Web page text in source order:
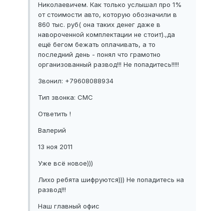
Николаевичем. Как только услышал про 1%
от стоимости авто, которую обозначили в
860 тыс. руб( она таких денег даже в
навороченной комплектации не стоит).,да
ещё бегом бежать оплачивать, а то
последний день - понял что грамотно
организованный развод!!! Не попадитесь!!!!!
Звонил: +79608088934
Тип звонка: СМС
Ответить !
Валерий
13 ноя 2011
Уже всё новое)))
Лихо ребята шифруются))) Не попадитесь на
развод!!!
Наш главный офис